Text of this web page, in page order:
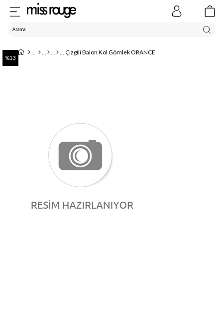
Çizgili Balon Kol Gömlek ORANCE
13